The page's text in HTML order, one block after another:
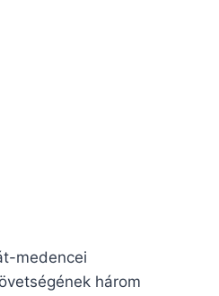
medencei
három